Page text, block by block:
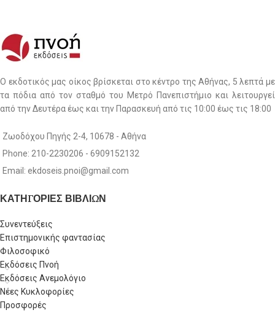
Ο εκδοτικός μας οίκος βρίσκεται στο κέντρο της Αθήνας, 5 λεπτά με
τα πόδια από τον σταθμό του Μετρό Πανεπιστήμιο και λειτουργεί
από την Δευτέρα έως και την Παρασκευή από τις 10:00 έως τις 18:00
Ζωοδόχου Πηγής 2-4, 10678 - Αθήνα
Phone: 210-2230206 - 6909152132
Email: ekdoseis.pnoi@gmail.com
ΚΑΤΗΓΟΡΙΕΣ ΒΙΒΛΙΩΝ
Συνεντεύξεις
Επιστημονικής φαντασίας
Φιλοσοφικό
Εκδόσεις Πνοή
Εκδόσεις Ανεμολόγιο
Νέες Κυκλοφορίες
Προσφορές